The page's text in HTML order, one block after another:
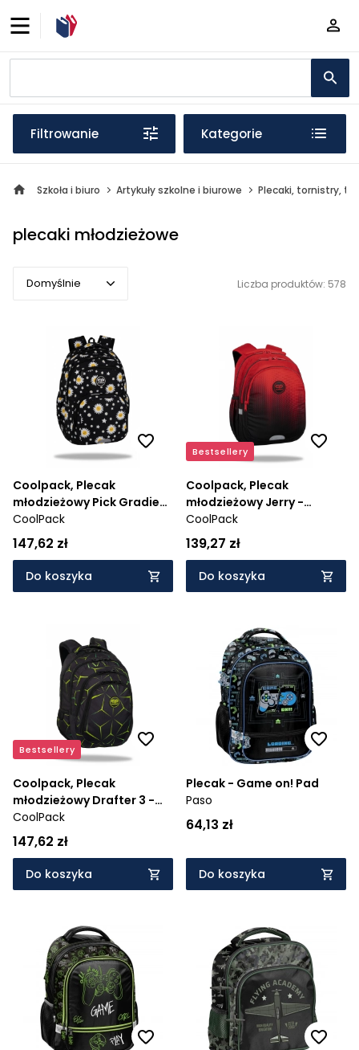
Filtrowanie Kategorie
Szkoła i biuro Artykuły szkolne i biurowe Plecaki, tornistry,
plecaki młodzieżowe
Domyślnie
Popularne
Cena rosnąco
Cena malejąco
Od najnowszych
Od najstarszych
Liczba produktów: 578
Coolpack, Plecak
młodzieżowy Pick Gradient
- Daisy Black (F099817)
CoolPack
147,62 zł
Do koszyka
Bestsellery
Coolpack, Plecak
młodzieżowy Jerry -
Gradient Cranberry
(F029756)
CoolPack
139,27 zł
Do koszyka
Bestsellery
Coolpack, Plecak
młodzieżowy Drafter 3 -
Quake (F010750)
CoolPack
147,62 zł
Do koszyka
Plecak - Game on! Pad
Paso
64,13 zł
Do koszyka